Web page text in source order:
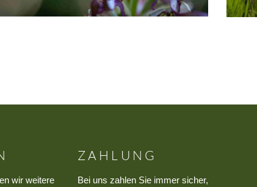
wir weitere
ZAHLUNG
Bei uns zahlen Sie immer sicher,